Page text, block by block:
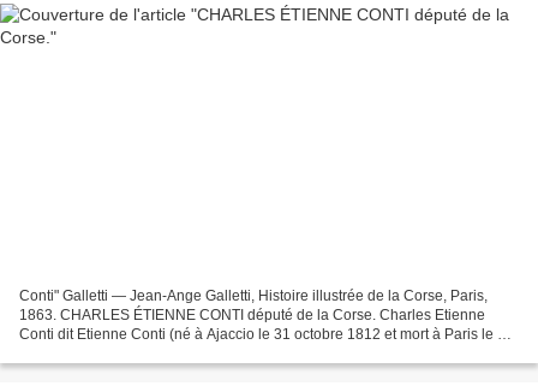
Conti" Galletti — Jean-Ange Galletti, Histoire illustrée de la Corse, Paris,
1863. CHARLES ÉTIENNE CONTI député de la Corse. Charles Etienne
Conti dit Etienne Conti (né à Ajaccio le 31 octobre 1812 et mort à Paris le 13